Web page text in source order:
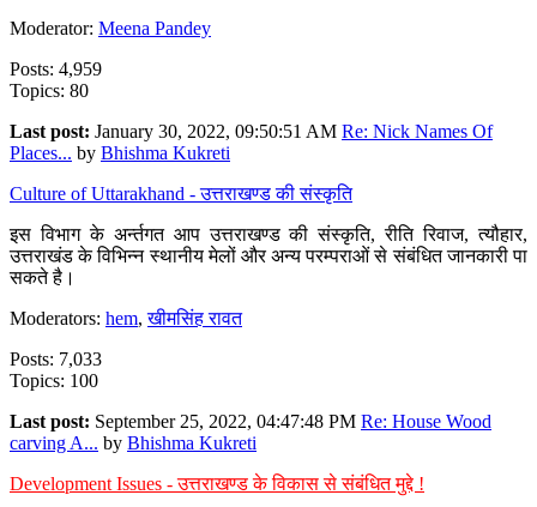
Moderator: Meena Pandey
Posts: 4,959
Topics: 80
Last post: January 30, 2022, 09:50:51 AM Re: Nick Names Of
Places... by Bhishma Kukreti
Culture of Uttarakhand - उत्तराखण्ड की संस्कृति
इस विभाग के अर्न्तगत आप उत्तराखण्ड की संस्कृति, रीति रिवाज, त्यौहार,
उत्तराखंड के विभिन्न स्थानीय मेलों और अन्य परम्पराओं से संबंधित जानकारी पा
सकते है।
Moderators: hem,खीमसिंह रावत
Posts: 7,033
Topics: 100
Last post: September 25, 2022, 04:47:48 PM Re: House Wood
carving A... by Bhishma Kukreti
Development Issues - उत्तराखण्ड के विकास से संबंधित मुद्दे !